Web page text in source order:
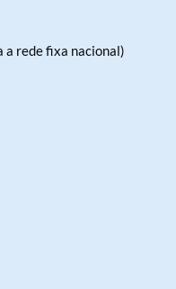
a rede fixa nacional)